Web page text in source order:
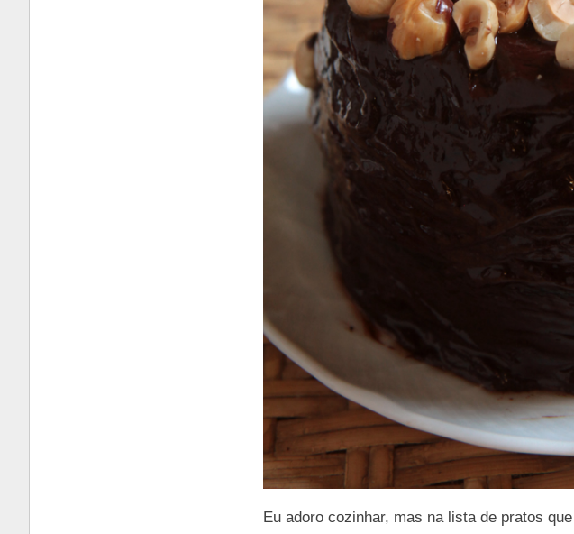
Eu adoro cozinhar, mas na lista de pratos